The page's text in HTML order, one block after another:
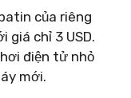
của riêng
giá chỉ 3 USD.
điện tử nhỏ
mới.